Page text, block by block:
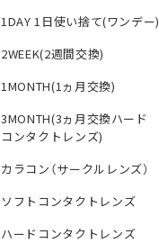
1DAY 1日使い捨て(ワンデー)
2WEEK(2週間交換)
1MONTH(1ヵ月交換)
3MONTH(3ヵ月交換ハード
コンタクトレンズ)
カラコン（サークルレンズ）
ソフトコンタクトレンズ
ハードコンタクトレンズ